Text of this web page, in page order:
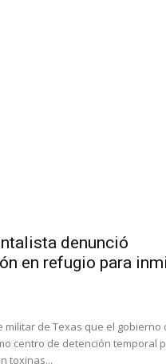
denunció
en refugio para
militar de Texas que el gobierno
centro de detención temporal
toxinas...